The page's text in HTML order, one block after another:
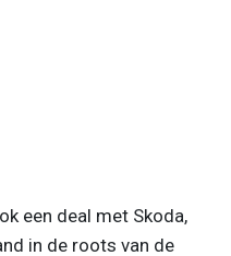
een deal met Skoda,
in de roots van de